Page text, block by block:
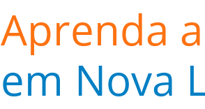
Aprenda
em Nova